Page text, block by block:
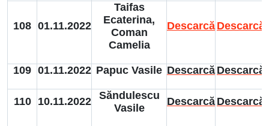
108 01.11.2022
Taifas
Ecaterina,
Coman
Camelia
Descarcă Descarcă
109 01.11.2022 Papuc Vasile Descarcă Descarcă
110 10.11.2022
Săndulescu
Vasile
Descarcă Descarcă